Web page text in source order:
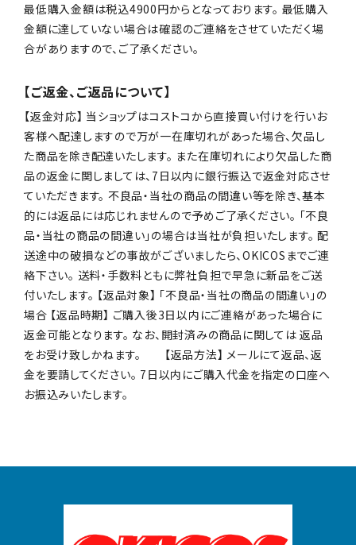
最低購入金額は税込4900円からとなっております。 最低購入
金額に達していない場合は確認のご連絡をさせていただく場
合がありますので、ご了承ください。
【ご返金、ご返品について】
【返金対応】 当ショップはコストコから直接買い付けを行いお
客様へ配達しますので万が一在庫切れがあった場合、欠品し
た商品を除き配達いたします。 また在庫切れにより欠品した商
品の返金に関しましては、7日以内に銀行振込で返金対応させ
ていただきます。 不良品・当社の商品の間違い等を除き、基本
的には返品には応じれませんので予めご了承ください。 「不良
品・当社の商品の間違い」の場合は当社が負担いたします。 配
送途中の破損などの事故がございましたら、OKICOSまでご連
絡下さい。 送料・手数料ともに弊社負担で早急に新品をご送
付いたします。 【返品対象】 「不良品・当社の商品の間違い」の
場合 【返品時期】 ご購入後3日以内にご連絡があった場合に
返金可能となります。 なお、開封済みの商品に関しては 返品
をお受け致しかねます。 【返品方法】 メールにて返品、返
金を要請してください。 7日以内にご購入代金を指定の口座へ
お振込みいたします。